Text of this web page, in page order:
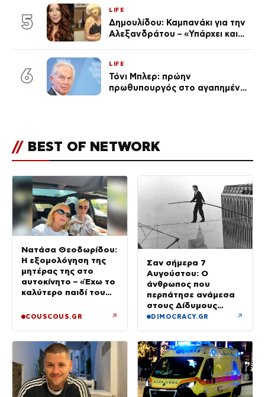
5
LIFE
Δημουλίδου: Καμπανάκι για την
Αλεξανδράτου – «Υπάρχει και
6
LIFE
Τόνι Μπλερ: πρώην
πρωθυπουργός στο αγαπημένο
// BEST OF NETWORK
Νατάσα Θεοδωρίδου:
Η εξομολόγηση της
μητέρας της στο
αυτοκίνητο – «Έχω το
καλύτερο παιδί του
COUSCOUS.GR ↗
Σαν σήμερα 7
Αυγούστου: Ο
άνθρωπος που
περπάτησε ανάμεσα
στους Δίδυμους
Πύργους
DIMOCRACY.GR ↗